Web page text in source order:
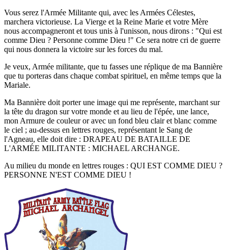
Vous serez l'Armée Militante qui, avec les Armées Célestes,
marchera victorieuse. La Vierge et la Reine Marie et votre Mère
nous accompagneront et tous unis à l'unisson, nous dirons : "Qui est
comme Dieu ? Personne comme Dieu !" Ce sera notre cri de guerre
qui nous donnera la victoire sur les forces du mal.
Je veux, Armée militante, que tu fasses une réplique de ma Bannière
que tu porteras dans chaque combat spirituel, en même temps que la
Mariale.
Ma Bannière doit porter une image qui me représente, marchant sur
la tête du dragon sur votre monde et au lieu de l'épée, une lance,
mon Armure de couleur or avec un fond bleu clair et blanc comme
le ciel ; au-dessus en lettres rouges, représentant le Sang de
l'Agneau, elle doit dire : DRAPEAU DE BATAILLE DE
L'ARMÉE MILITANTE : MICHAEL ARCHANGE.
Au milieu du monde en lettres rouges : QUI EST COMME DIEU ?
PERSONNE N'EST COMME DIEU !